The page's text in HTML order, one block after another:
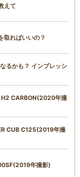
えて
取ればいいの？
るかも？ インプレッシ
H2 CARBON(2020年撮
CUB C125(2019年撮
年撮影)